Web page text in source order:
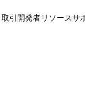
取引 開発者リソースサ